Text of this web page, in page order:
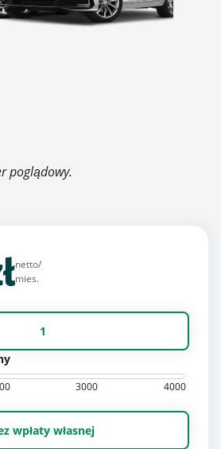
poglądowy.
netto/
mies.
1
3000 4000
wpłaty własnej